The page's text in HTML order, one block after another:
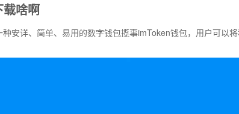
啥啊
安详、简单、易用的数字钱包揽事imToken钱包，用户可以